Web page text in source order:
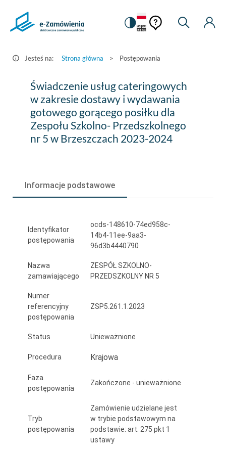
Postępowania
Zamówienia.gov.pl
Zmiana
na
kontrastową
Pomoc
kontekstowa
Pomoc
Moje
Jesteś na: Strona główna > Postępowania
Świadczenie
usług
cateringowych
wydawania
gorącego
dla
Zespołu
Szkolno-
Brzeszczach
2023-
2024
Świadczenie usług cateringowych
w zakresie dostawy i wydawania
gotowego gorącego posiłku dla
Zespołu Szkolno- Przedszkolnego
nr 5 w Brzeszczach 2023-2024
Informacje podstawowe
Identyfikator
postępowania
ocds-148610-74ed958c-
14b4-11ee-9aa3-
96d3b4440790
Nazwa
zamawiającego
ZESPÓŁ SZKOLNO-
PRZEDSZKOLNY NR 5
Numer
referencyjny
postępowania
ZSP5.261.1.2023
Status Unieważnione
Procedura Krajowa
Faza
postępowania
Zakończone - unieważnione
Tryb
postępowania
Zamówienie udzielane jest
w trybie podstawowym na
podstawie: art. 275 pkt 1
ustawy